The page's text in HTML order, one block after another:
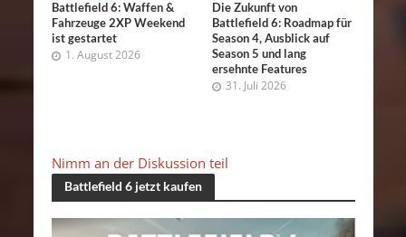
Battlefield 6: Waffen &
Fahrzeuge 2XP Weekend
ist gestartet
1. August 2026
Die Zukunft von
Battlefield 6: Roadmap für
Season 4, Ausblick auf
Season 5 und lang
ersehnte Features
31. Juli 2026
Nimm an der Diskussion teil
Battlefield 6 jetzt kaufen